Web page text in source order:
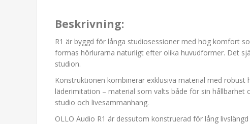
Beskrivning:
R1 är byggd för långa studiosessioner med hög komfort
formas hörlurarna naturligt efter olika huvudformer. Det
studion.
Konstruktionen kombinerar exklusiva material med
läderimitation – material som valts både för sin hållbarhet
studio och livesammanhang.
OLLO Audio R1 är dessutom konstruerad för lång